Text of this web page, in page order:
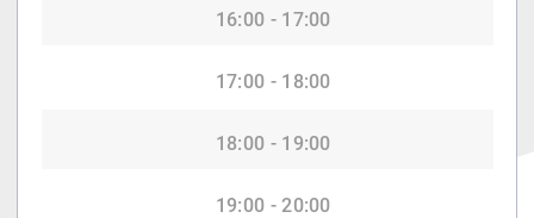
16:00 - 17:00
17:00 - 18:00
18:00 - 19:00
19:00 - 20:00